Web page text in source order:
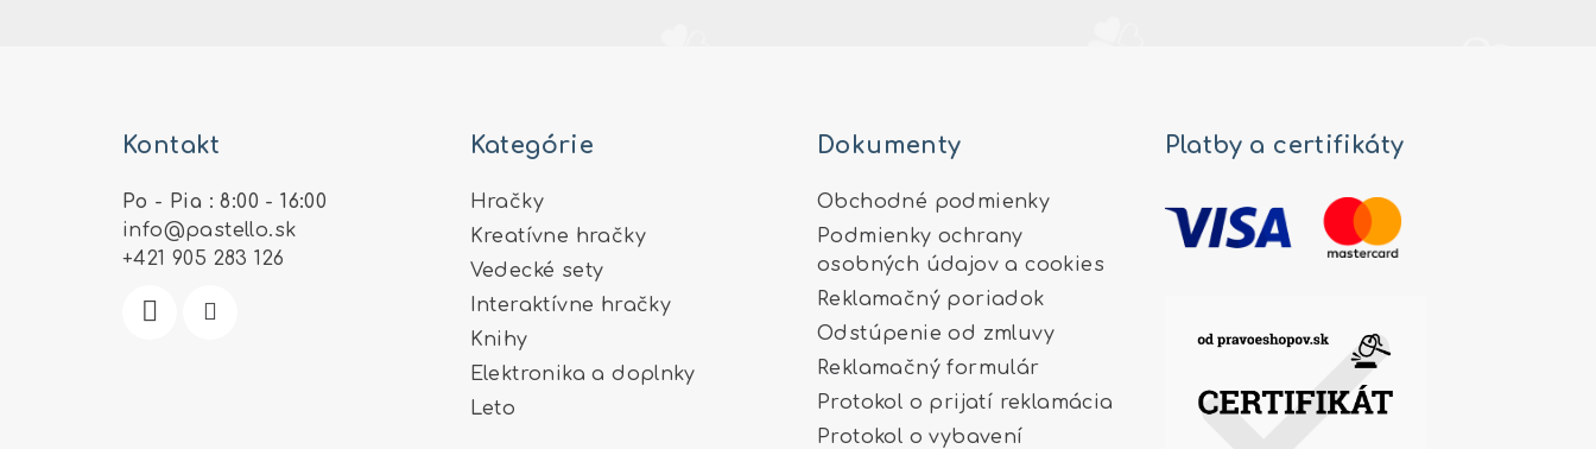
Kontakt
Po - Pia : 8:00 - 16:00
info@pastello.sk
+421 905 283 126
Kategórie
Hračky
Kreatívne hračky
Vedecké sety
Interaktívne hračky
Knihy
Elektronika a doplnky
Leto
Dokumenty
Obchodné podmienky
Podmienky ochrany
osobných údajov a cookies
Reklamačný poriadok
Odstúpenie od zmluvy
Reklamačný formulár
Protokol o prijatí reklamácia
Protokol o vybavení
Platby a certifikáty